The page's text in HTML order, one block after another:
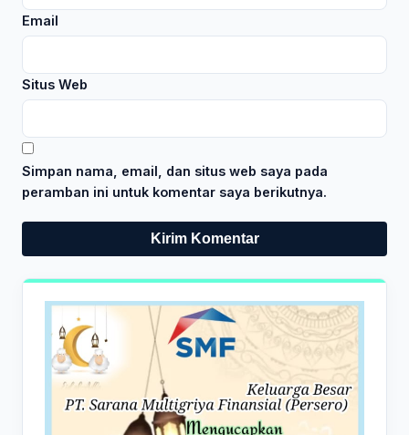
Email
Situs Web
Simpan nama, email, dan situs web saya pada
peramban ini untuk komentar saya berikutnya.